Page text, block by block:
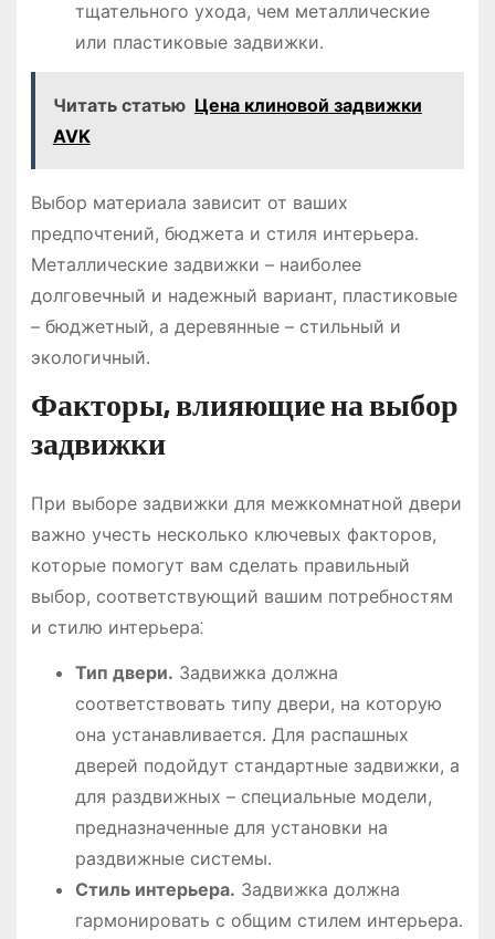
тщательного ухода, чем металлические
или пластиковые задвижки․
Читать статью Цена клиновой задвижки
AVK
Выбор материала зависит от ваших
предпочтений, бюджета и стиля интерьера․
Металлические задвижки – наиболее
долговечный и надежный вариант, пластиковые
– бюджетный, а деревянные – стильный и
экологичный․
Факторы, влияющие на выбор
задвижки
При выборе задвижки для межкомнатной двери
важно учесть несколько ключевых факторов,
которые помогут вам сделать правильный
выбор, соответствующий вашим потребностям
и стилю интерьера⁚
Тип двери․ Задвижка должна
соответствовать типу двери, на которую
она устанавливается․ Для распашных
дверей подойдут стандартные задвижки, а
для раздвижных – специальные модели,
предназначенные для установки на
раздвижные системы․
Стиль интерьера․ Задвижка должна
гармонировать с общим стилем интерьера․